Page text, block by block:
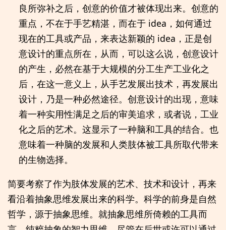
良所弥补之后，创意的价值才被体现出来。创意的
重点，不在于手艺精湛，而在于 idea，如何通过
现在的工具或产品，来表达新颖的 idea，正是创
意设计的重点所在，从而，可以这么说，创意设计
的产生，必然在基于大规模的分工生产工业化之
后，在这一意义上，从手艺发展出技术，再发展出
设计，乃是一种必然途径。创意设计的出现，意味
着一种实用性满足之后的审美追求，或者说，工业
化之后的艺术。这显示了一种脑和工具的结合。也
意味着一种脑的发展和人类肢体被工具所取代带来
的生物选择。
简要考察了作为肢体发展的艺术、技术和设计，再来
看沿着抽象思维发展出来的科学。科学的前身是自然
哲学，源于抽象思维。就抽象思维所倚赖的工具而